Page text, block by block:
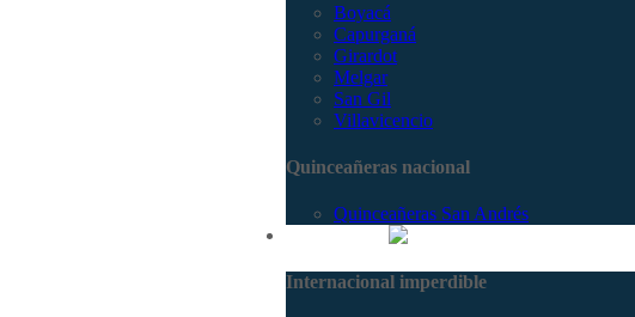
Boyacá
Capurganá
Girardot
Melgar
San Gil
Villavicencio
Quinceañeras nacional
Quinceañeras San Andrés
Internacional imperdible